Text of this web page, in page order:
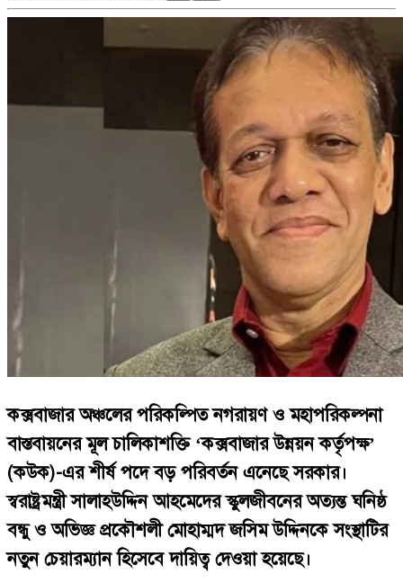
কক্সবাজার অঞ্চলের পরিকল্পিত নগরায়ণ ও মহাপরিকল্পনা
বাস্তবায়নের মূল চালিকাশক্তি ‘কক্সবাজার উন্নয়ন কর্তৃপক্ষ’
(কউক)-এর শীর্ষ পদে বড় পরিবর্তন এনেছে সরকার।
স্বরাষ্ট্রমন্ত্রী সালাহউদ্দিন আহমেদের স্কুলজীবনের অত্যন্ত ঘনিষ্ঠ
বন্ধু ও অভিজ্ঞ প্রকৌশলী মোহাম্মদ জসিম উদ্দিনকে সংস্থাটির
নতুন চেয়ারম্যান হিসেবে দায়িত্ব দেওয়া হয়েছে।